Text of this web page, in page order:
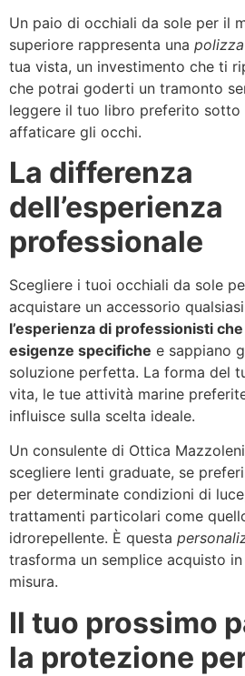
Un paio di occhiali da sole per il
superiore rappresenta una
tua vista, un investimento che ti
che potrai goderti un tramonto
leggere il tuo libro preferito sotto
affaticare gli occhi.
La differenza
dell’esperienza
professionale
Scegliere i tuoi occhiali da sole
acquistare un accessorio
l’esperienza di professionisti
esigenze specifiche e sappiano
soluzione perfetta. La forma del
vita, le tue attività marine
influisce sulla scelta ideale.
Un consulente di Ottica
scegliere lenti graduate, se
per determinate condizioni di
trattamenti particolari come
idrorepellente. È questa
trasforma un semplice acquisto in
misura.
Il tuo prossimo
la protezione